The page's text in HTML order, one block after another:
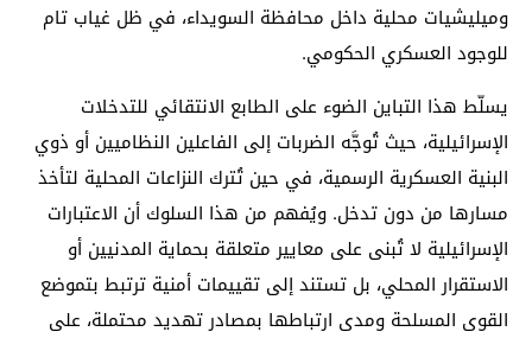
وميليشيات محلية داخل محافظة السويداء، في ظل غياب تام
للوجود العسكري الحكومي.
يسلّط هذا التباين الضوء على الطابع الانتقائي للتدخلات
الإسرائيلية، حيث تُوجَّه الضربات إلى الفاعلين النظاميين أو ذوي
البنية العسكرية الرسمية، في حين تُترك النزاعات المحلية لتأخذ
مسارها من دون تدخل. ويُفهم من هذا السلوك أن الاعتبارات
الإسرائيلية لا تُبنى على معايير متعلقة بحماية المدنيين أو
الاستقرار المحلي، بل تستند إلى تقييمات أمنية ترتبط بتموضع
القوى المسلحة ومدى ارتباطها بمصادر تهديد محتملة، على